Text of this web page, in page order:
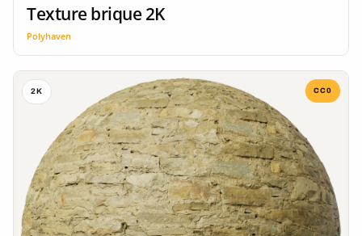
Texture brique 2K
Polyhaven
2K CC0